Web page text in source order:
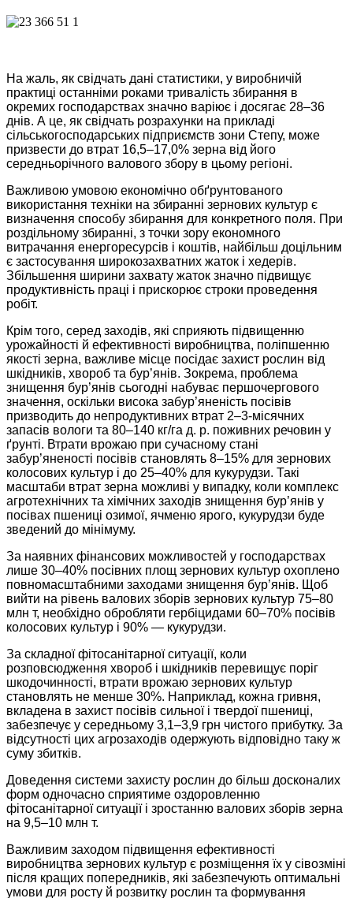
На жаль, як свідчать дані статистики, у виробничій
практиці останніми роками тривалість збирання в
окремих господарствах значно варіює і досягає 28–36
днів. А це, як свідчать розрахунки на прикладі
сільськогосподарських підприємств зони Степу, може
призвести до втрат 16,5–17,0% зерна від його
середньорічного валового збору в цьому регіоні.
Важливою умовою економічно обґрунтованого
використання техніки на збиранні зернових культур є
визначення способу збирання для конкретного поля. При
роздільному збиранні, з точки зору економного
витрачання енергоресурсів і коштів, найбільш доцільним
є застосування широкозахватних жаток і хедерів.
Збільшення ширини захвату жаток значно підвищує
продуктивність праці і прискорює строки проведення
робіт.
Крім того, серед заходів, які сприяють підвищенню
урожайності й ефективності виробництва, поліпшенню
якості зерна, важливе місце посідає захист рослин від
шкідників, хвороб та бур’янів. Зокрема, проблема
знищення бур’янів сьогодні набуває першочергового
значення, оскільки висока забур’яненість посівів
призводить до непродуктивних втрат 2–3-місячних
запасів вологи та 80–140 кг/га д. р. поживних речовин у
ґрунті. Втрати врожаю при сучасному стані
забур’яненості посівів становлять 8–15% для зернових
колосових культур і до 25–40% для кукурудзи. Такі
масштаби втрат зерна можливі у випадку, коли комплекс
агротехнічних та хімічних заходів знищення бур’янів у
посівах пшениці озимої, ячменю ярого, кукурудзи буде
зведений до мінімуму.
За наявних фінансових можливостей у господарствах
лише 30–40% посівних площ зернових культур охоплено
повномасштабними заходами знищення бур’янів. Щоб
вийти на рівень валових зборів зернових культур 75–80
млн т, необхідно обробляти гербіцидами 60–70% посівів
колосових культур і 90% — кукурудзи.
За складної фітосанітарної ситуації, коли
розповсюдження хвороб і шкідників перевищує поріг
шкодочинності, втрати врожаю зернових культур
становлять не менше 30%. Наприклад, кожна гривня,
вкладена в захист посівів сильної і твердої пшениці,
забезпечує у середньому 3,1–3,9 грн чистого прибутку. За
відсутності цих агрозаходів одержують відповідно таку ж
суму збитків.
Доведення системи захисту рослин до більш досконалих
форм одночасно сприятиме оздоровленню
фітосанітарної ситуації і зростанню валових зборів зерна
на 9,5–10 млн т.
Важливим заходом підвищення ефективності
виробництва зернових культур є розміщення їх у сівозміні
після кращих попередників, які забезпечують оптимальні
умови для росту й розвитку рослин та формування